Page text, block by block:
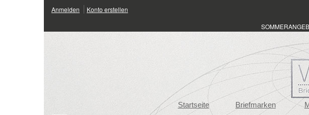
Anmelden Konto erstellen
Startseite Briefmarken